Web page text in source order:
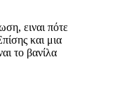
ειναι πότε
και μια
το βανίλα